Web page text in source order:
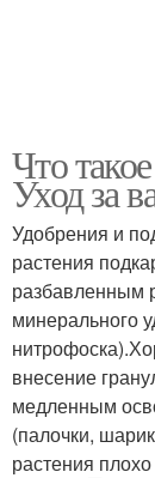
Что
Уход за
Удобрения и
растения
разбавленным
минерального
внесение
медленным
(палочки,
растения